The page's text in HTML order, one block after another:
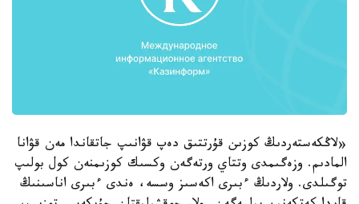
«لاڭكەستەردىڭ كوزىن قۇرتتىق دەپ قۋانىپ جاتقاندا مەن قۋانا
المادىم. وزەگىمدى وتتاي ورتەگەن وكسىك كوزىمنەن كول بولىپ
توگىلدى. ولاردىڭ ءبىرى اكەسىز وسسە، ەندى ءبىرى اناسىنىڭ